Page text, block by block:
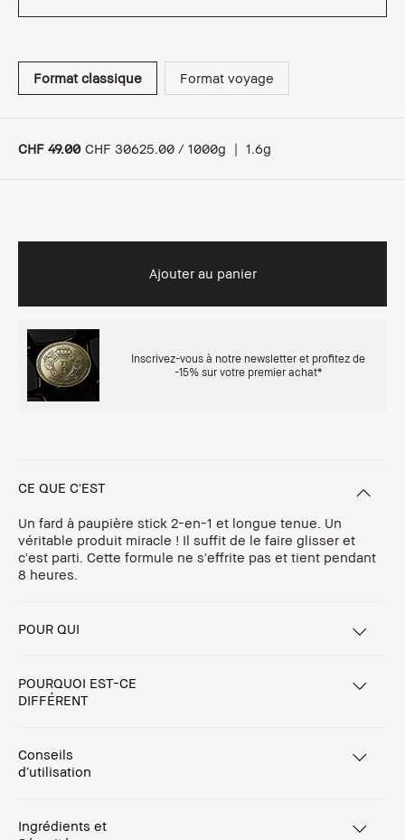
Format classique Format voyage
CHF 49.00 CHF 30625.00 / 1000g | 1.6g
Ajouter au panier
Inscrivez-vous à notre newsletter et profitez de
-15% sur votre premier achat*
CE QUE C'EST
Un fard à paupière stick 2-en-1 et longue tenue. Un
véritable produit miracle ! Il suffit de le faire glisser et
c'est parti. Cette formule ne s'effrite pas et tient pendant
8 heures.
POUR QUI
POURQUOI EST-CE
DIFFÉRENT
Conseils
d’utilisation
Ingrédients et